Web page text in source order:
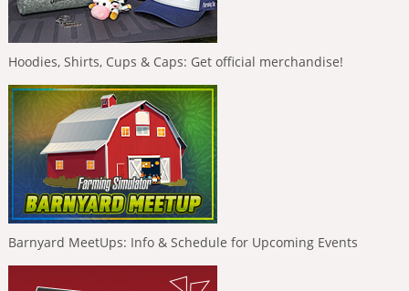
Hoodies, Shirts, Cups & Caps: Get official merchandise!
Barnyard MeetUps: Info & Schedule for Upcoming Events